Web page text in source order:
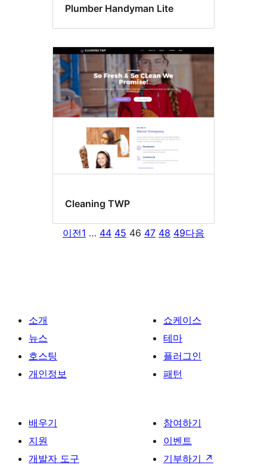
Plumber Handyman Lite
Cleaning TWP
이전1 … 44 45 46 47 48 49다음
소개
뉴스
호스팅
개인정보
쇼케이스
테마
플러그인
패턴
배우기
지원
개발자 도구
참여하기
이벤트
기부하기 ↗